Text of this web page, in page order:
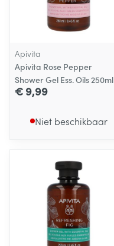
Apivita
Apivita Rose Pepper
Shower Gel Ess. Oils 250ml
€ 9,99
Niet beschikbaar